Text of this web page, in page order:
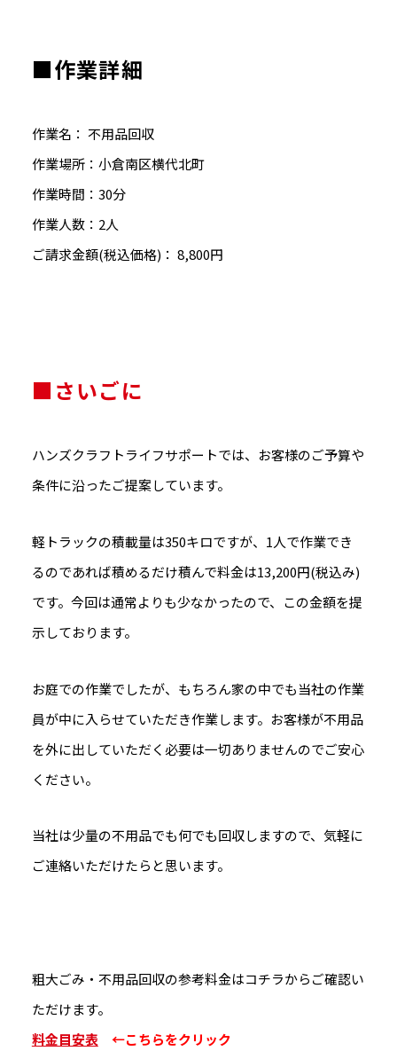
■作業詳細
作業名： 不用品回収
作業場所：小倉南区横代北町
作業時間：30分
作業人数：2人
ご請求金額(税込価格)： 8,800円
■さいごに
ハンズクラフトライフサポートでは、お客様のご予算や
条件に沿ったご提案しています。
軽トラックの積載量は350キロですが、1人で作業でき
るのであれば積めるだけ積んで料金は13,200円(税込み)
です。今回は通常よりも少なかったので、この金額を提
示しております。
お庭での作業でしたが、もちろん家の中でも当社の作業
員が中に入らせていただき作業します。お客様が不用品
を外に出していただく必要は一切ありませんのでご安心
ください。
当社は少量の不用品でも何でも回収しますので、気軽に
ご連絡いただけたらと思います。
粗大ごみ・不用品回収の参考料金はコチラからご確認い
ただけます。
料金目安表
←こちらをクリック